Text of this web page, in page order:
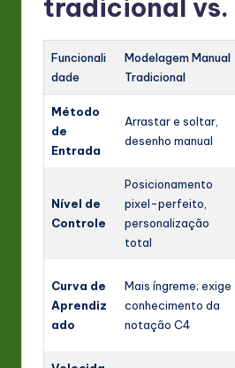
tradicional vs.
Funcionali
dade
Modelagem Manual
Tradicional
Método
de
Entrada
Arrastar e soltar,
desenho manual
Nível de
Controle
Posicionamento
pixel-perfeito,
personalização
total
Curva de
Aprendiz
ado
Mais íngreme; exige
conhecimento da
notação C4